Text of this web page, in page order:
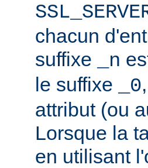
chacun
suffixe
_n
le suffixe
_0
attribut (ou
Lorsque la
en utilisant